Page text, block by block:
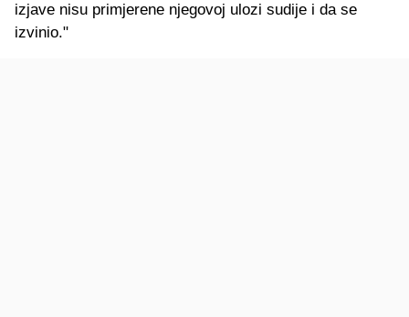
izjave nisu primjerene njegovoj ulozi sudije i da se
izvinio."